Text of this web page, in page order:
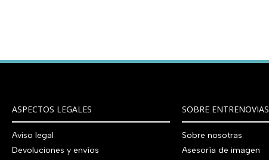
ASPECTOS LEGALES
Aviso legal
Devoluciones y envíos
SOBRE ENTRENOVIAS
Sobre nosotras
Asesoría de imagen